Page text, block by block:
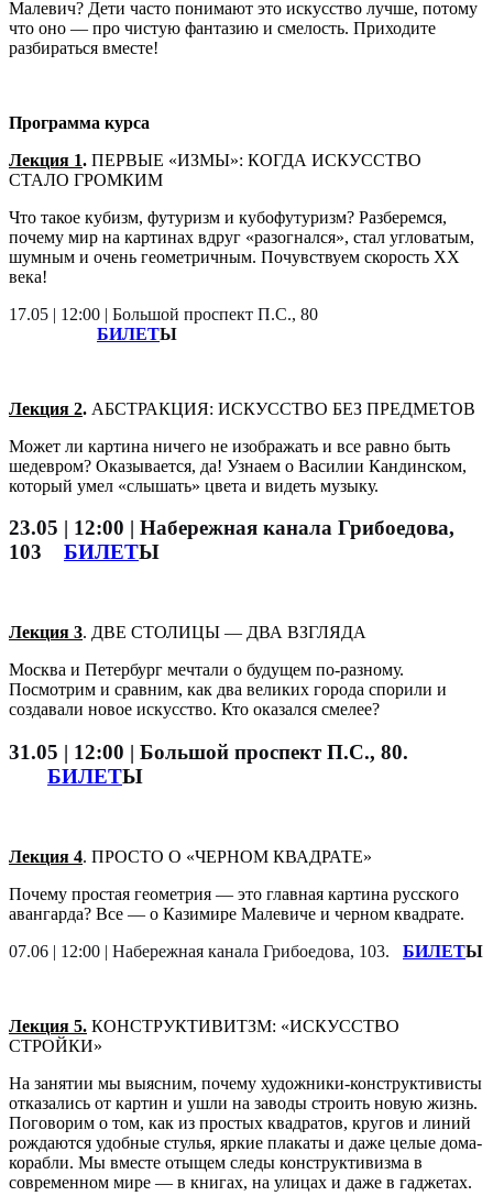
Малевич? Дети часто понимают это искусство лучше, потому
что оно — про чистую фантазию и смелость. Приходите
разбираться вместе!
Программа курса
Лекция 1. ПЕРВЫЕ «ИЗМЫ»: КОГДА ИСКУССТВО
СТАЛО ГРОМКИМ
Что такое кубизм, футуризм и кубофутуризм? Разберемся,
почему мир на картинах вдруг «разогнался», стал угловатым,
шумным и очень геометричным. Почувствуем скорость ХХ
века!
17.05 | 12:00 | Большой проспект П.С., 80
БИЛЕТЫ
Лекция 2. АБСТРАКЦИЯ: ИСКУССТВО БЕЗ ПРЕДМЕТОВ
Может ли картина ничего не изображать и все равно быть
шедевром? Оказывается, да! Узнаем о Василии Кандинском,
который умел «слышать» цвета и видеть музыку.
23.05 | 12:00 | Набережная канала Грибоедова,
103 БИЛЕТЫ
Лекция 3. ДВЕ СТОЛИЦЫ — ДВА ВЗГЛЯДА
Москва и Петербург мечтали о будущем по-разному.
Посмотрим и сравним, как два великих города спорили и
создавали новое искусство. Кто оказался смелее?
31.05 | 12:00 | Большой проспект П.С., 80.
БИЛЕТЫ
Лекция 4. ПРОСТО О «ЧЕРНОМ КВАДРАТЕ»
Почему простая геометрия — это главная картина русского
авангарда? Все — о Казимире Малевиче и черном квадрате.
07.06 | 12:00 | Набережная канала Грибоедова, 103. БИЛЕТЫ
Лекция 5. КОНСТРУКТИВИТЗМ: «ИСКУССТВО
СТРОЙКИ»
На занятии мы выясним, почему художники-конструктивисты
отказались от картин и ушли на заводы строить новую жизнь.
Поговорим о том, как из простых квадратов, кругов и линий
рождаются удобные стулья, яркие плакаты и даже целые дома-
корабли. Мы вместе отыщем следы конструктивизма в
современном мире — в книгах, на улицах и даже в гаджетах.